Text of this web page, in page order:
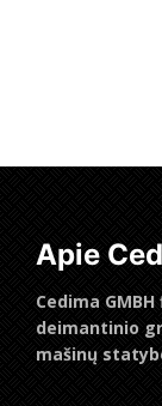
Apie
Cedima
deimantinio
mašinų